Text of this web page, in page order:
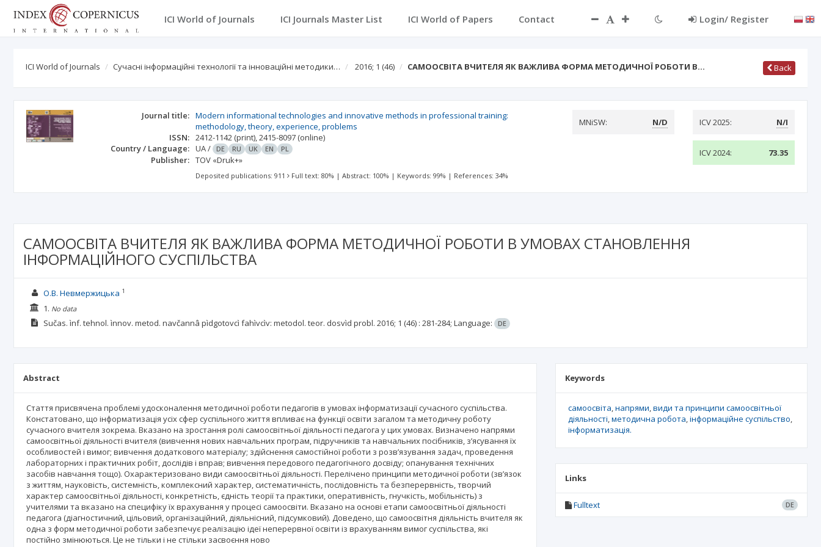
ICI World of Journals ICI Journals Master List ICI World of Papers Contact Login/ Register
ICI World of Journals Сучасні інформаційні технології та інноваційні методики… 2016; 1 (46) САМООСВІТА ВЧИТЕЛЯ ЯК ВАЖЛИВА ФОРМА МЕТОДИЧНОЇ РОБОТИ В… Back
Journal title: Modern informational technologies and innovative methods in professional training:
methodology, theory, experience, problems
ISSN: 2412-1142 (print),2415-8097 (online)
Country / Language: UA/ DE RU UK EN PL
Publisher: TOV «Druk+»
MNiSW: N/D ICV 2025: N/I
ICV 2024: 73.35
Deposited publications: 911 Full text: 80% |Abstract: 100% | Keywords: 99% | References: 34%
САМООСВІТА ВЧИТЕЛЯ ЯК ВАЖЛИВА ФОРМА МЕТОДИЧНОЇ РОБОТИ В УМОВАХ СТАНОВЛЕННЯ
ІНФОРМАЦІЙНОГО СУСПІЛЬСТВА
О.В. Невмержицька 1
1. No data
Sučas. ìnf. tehnol. ìnnov. metod. navčannâ pìdgotovcì fahìvcìv: metodol. teor. dosvìd probl. 2016; 1 (46) : 281-284; Language: DE
Abstract
Стаття присвячена проблемі удосконалення методичної роботи педагогів в умовах інформатизації сучасного суспільства.
Констатовано, що інформатизація усіх сфер суспільного життя впливає на функції освіти загалом та методичну роботу
сучасного вчителя зокрема. Вказано на зростання ролі самоосвітньої діяльності педагога у цих умовах. Визначено напрями
самоосвітньої діяльності вчителя (вивчення нових навчальних програм, підручників та навчальних посібників, з’ясування їх
особливостей і вимог; вивчення додаткового матеріалу; здійснення самостійної роботи з розв’язування задач, проведення
лабораторних і практичних робіт, дослідів і вправ; вивчення передового педагогічного досвіду; опанування технічних
засобів навчання тощо). Охарактеризовано види самоосвітньої діяльності. Перелічено принципи методичної роботи (зв’язок
з життям, науковість, системність, комплексний характер, систематичність, послідовність та безперервність, творчий
характер самоосвітньої діяльності, конкретність, єдність теорії та практики, оперативність, гнучкість, мобільність) з
учителями та вказано на специфіку їх врахування у процесі самоосвіти. Вказано на основі етапи самоосвітньої діяльності
педагога (діагностичний, цільовий, організаційний, діяльнісний, підсумковий). Доведено, що самоосвітня діяльність вчителя як
одна з форм методичної роботи забезпечує реалізацію ідеї неперервної освіти із врахуванням вимог суспільства, які
постійно змінюються. Це не тільки і не стільки засвоєння ново
Keywords
самоосвіта напрями види та принципи самоосвітньої
діяльності методична робота інформаційне суспільство
інформатизація.
Links
Fulltext DE